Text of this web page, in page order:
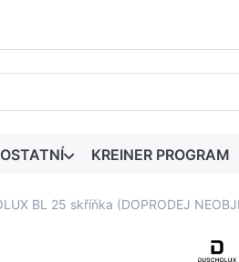
výsledky se zobrazí automaticky
OSTATNÍ KREINER PROGRAM
BL 25 skříňka (DOPRODEJ